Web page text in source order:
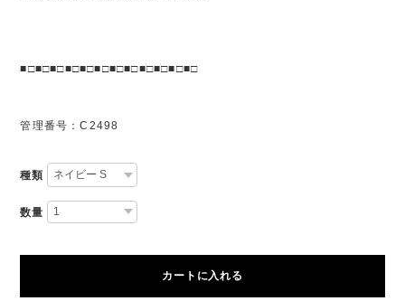
■□■□■□■□■□■□■□■□■□■□■□■□
管理番号：C2498
種類
数量
カートに入れる